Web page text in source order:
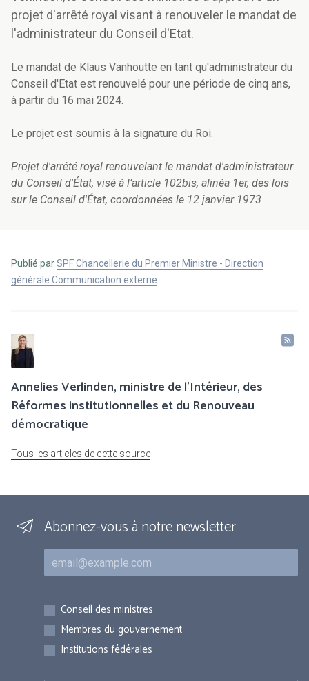
projet d'arrêté royal visant à renouveler le mandat de
l'administrateur du Conseil d'Etat.
Le mandat de Klaus Vanhoutte en tant qu'administrateur du
Conseil d'Etat est renouvelé pour une période de cinq ans,
à partir du 16 mai 2024.
Le projet est soumis à la signature du Roi.
Projet d'arrêté royal renouvelant le mandat d'administrateur
du Conseil d'État, visé à l’article 102bis, alinéa 1er, des lois
sur le Conseil d'État, coordonnées le 12 janvier 1973
Publié parSPF Chancellerie du Premier Ministre - Direction
générale Communication externe
Annelies Verlinden, ministre de l’Intérieur, des
Réformes institutionnelles et du Renouveau
démocratique
Tous les articles de cette source
Abonnez-vous à notre newsletter
Courriel
Inscriptions
Conseil des ministres
Membres du gouvernement
Institutions fédérales